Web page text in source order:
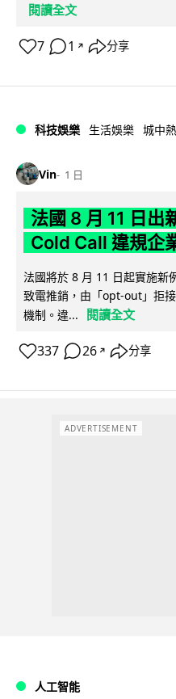
閱讀全文
7 1 ↗ 分享
科技娛樂 生活娛樂 城中
Vin 1 日
法國 8 月 11 日出
Cold Call 違規企
法國將於 8 月 11 日起實施新
致電推銷，由「opt-out」拒
機制。違...
閱讀全文
337 26 ↗ 分享
ADVERTISEMENT
人工智能